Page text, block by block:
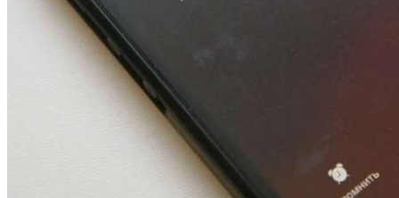
конкурс на ремонт моста через Волго‑Донской
судоходный канал
Фестиваль #ТриЧетыре в Волгограде пройдёт
11–13 сентября в рамках Года единства народов